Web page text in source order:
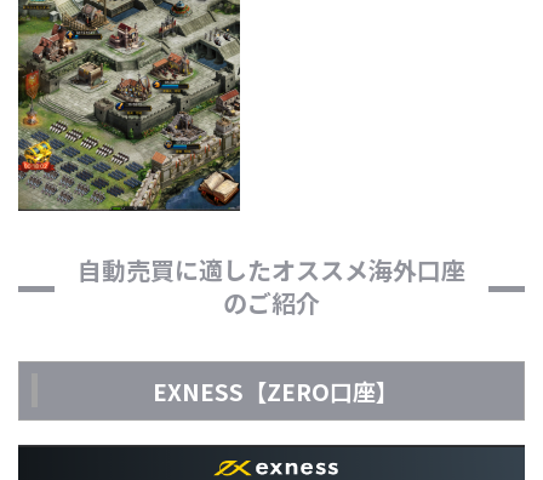
自動売買に適したオススメ海外口座
のご紹介
EXNESS【ZERO口座】